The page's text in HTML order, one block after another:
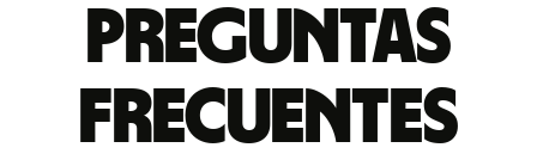
Preguntas
frecuentes